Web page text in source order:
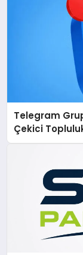
Telegram
Çekici